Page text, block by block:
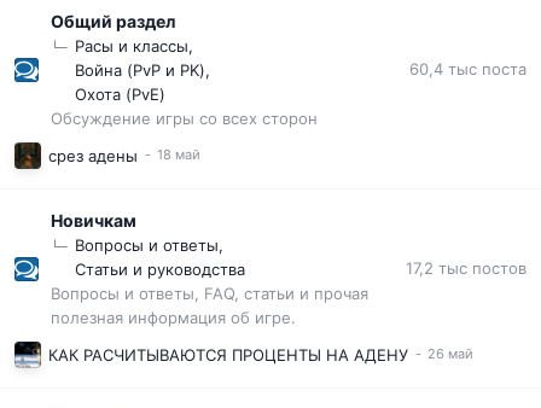
Общий раздел
Расы и классы
Война (PvP и PK)
Охота (PvE)
Обсуждение игры со всех сторон
60,4 тыс поста
срез адены
Новичкам
Вопросы и ответы
Статьи и руководства
Вопросы и ответы, FAQ, статьи и прочая
полезная информация об игре.
17,2 тыс постов
КАК РАСЧИТЫВАЮТСЯ ПРОЦЕНТЫ НА АДЕНУ